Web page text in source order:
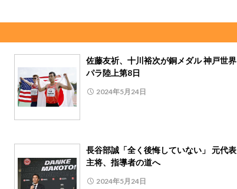
佐藤友祈、十川裕次が銅メダル 神戸世界
パラ陸上第8日
2024年5月24日
長谷部誠「全く後悔していない」 元代表
主将、指導者の道へ
2024年5月24日